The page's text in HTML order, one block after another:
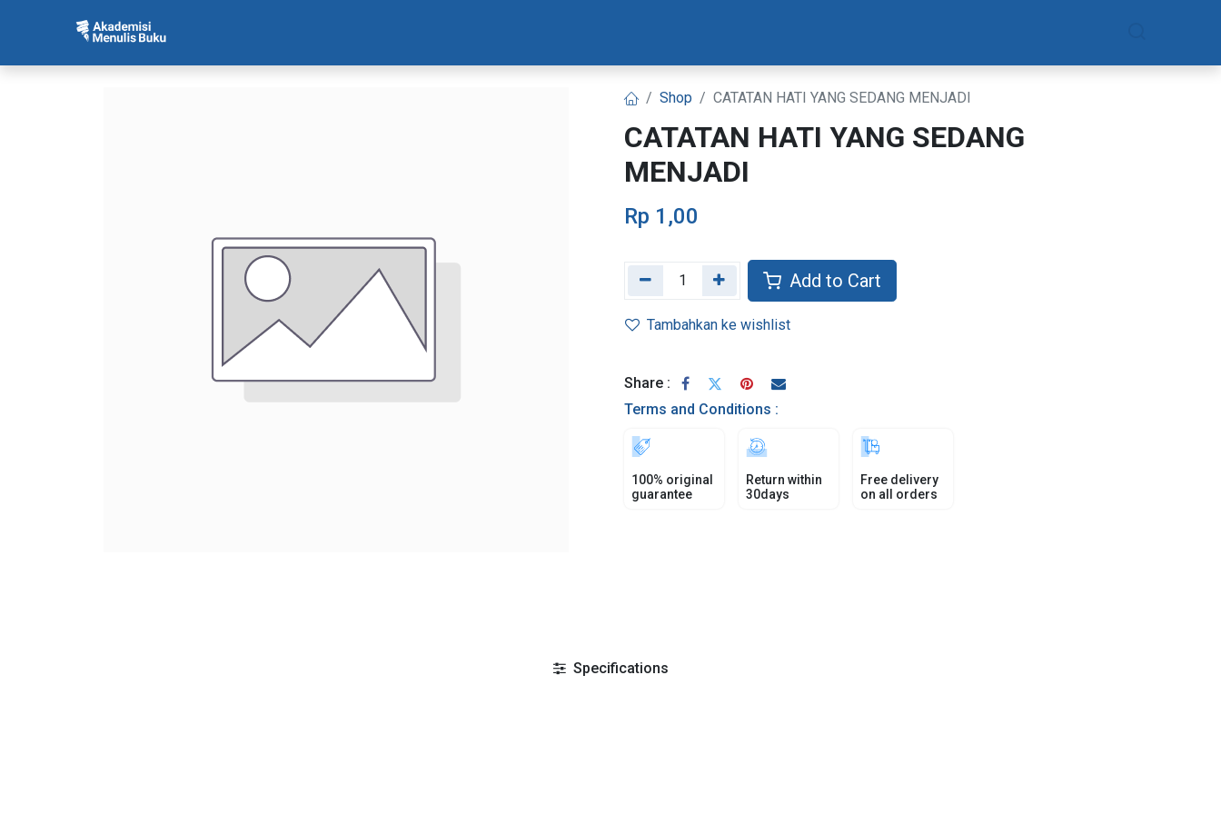
Shop CATATAN HATI YANG SEDANG MENJADI
CATATAN HATI YANG SEDANG
MENJADI
Rp 1,00
Add to Cart
Tambahkan ke wishlist
Share :
Terms and Conditions :
100% original
guarantee
Return within
30days
Free delivery
on all orders
Specifications